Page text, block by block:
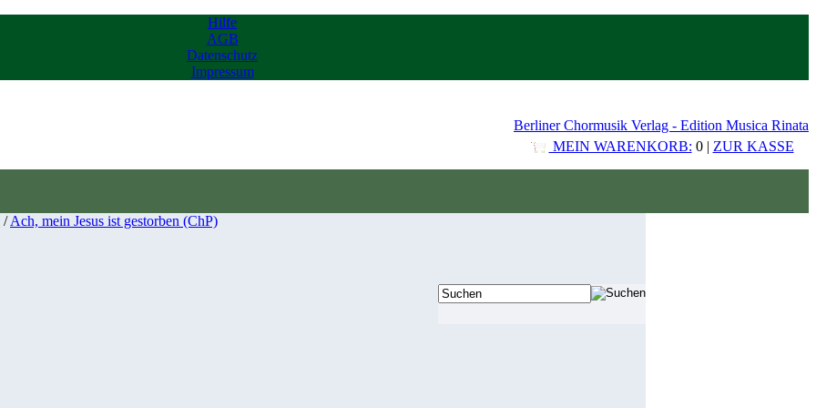
Hilfe
AGB
Datenschutz
Impressum
Berliner Chormusik Verlag - Edition Musica Rinata
MEIN WARENKORB: 0 | ZUR KASSE
/Ach, mein Jesus ist gestorben (ChP)